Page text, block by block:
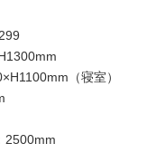
（寝室）
2500mm